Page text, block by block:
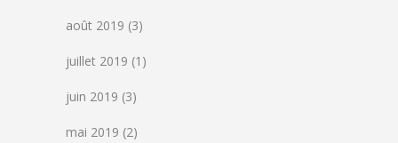
août 2019 (3)
juillet 2019 (1)
juin 2019 (3)
mai 2019 (2)